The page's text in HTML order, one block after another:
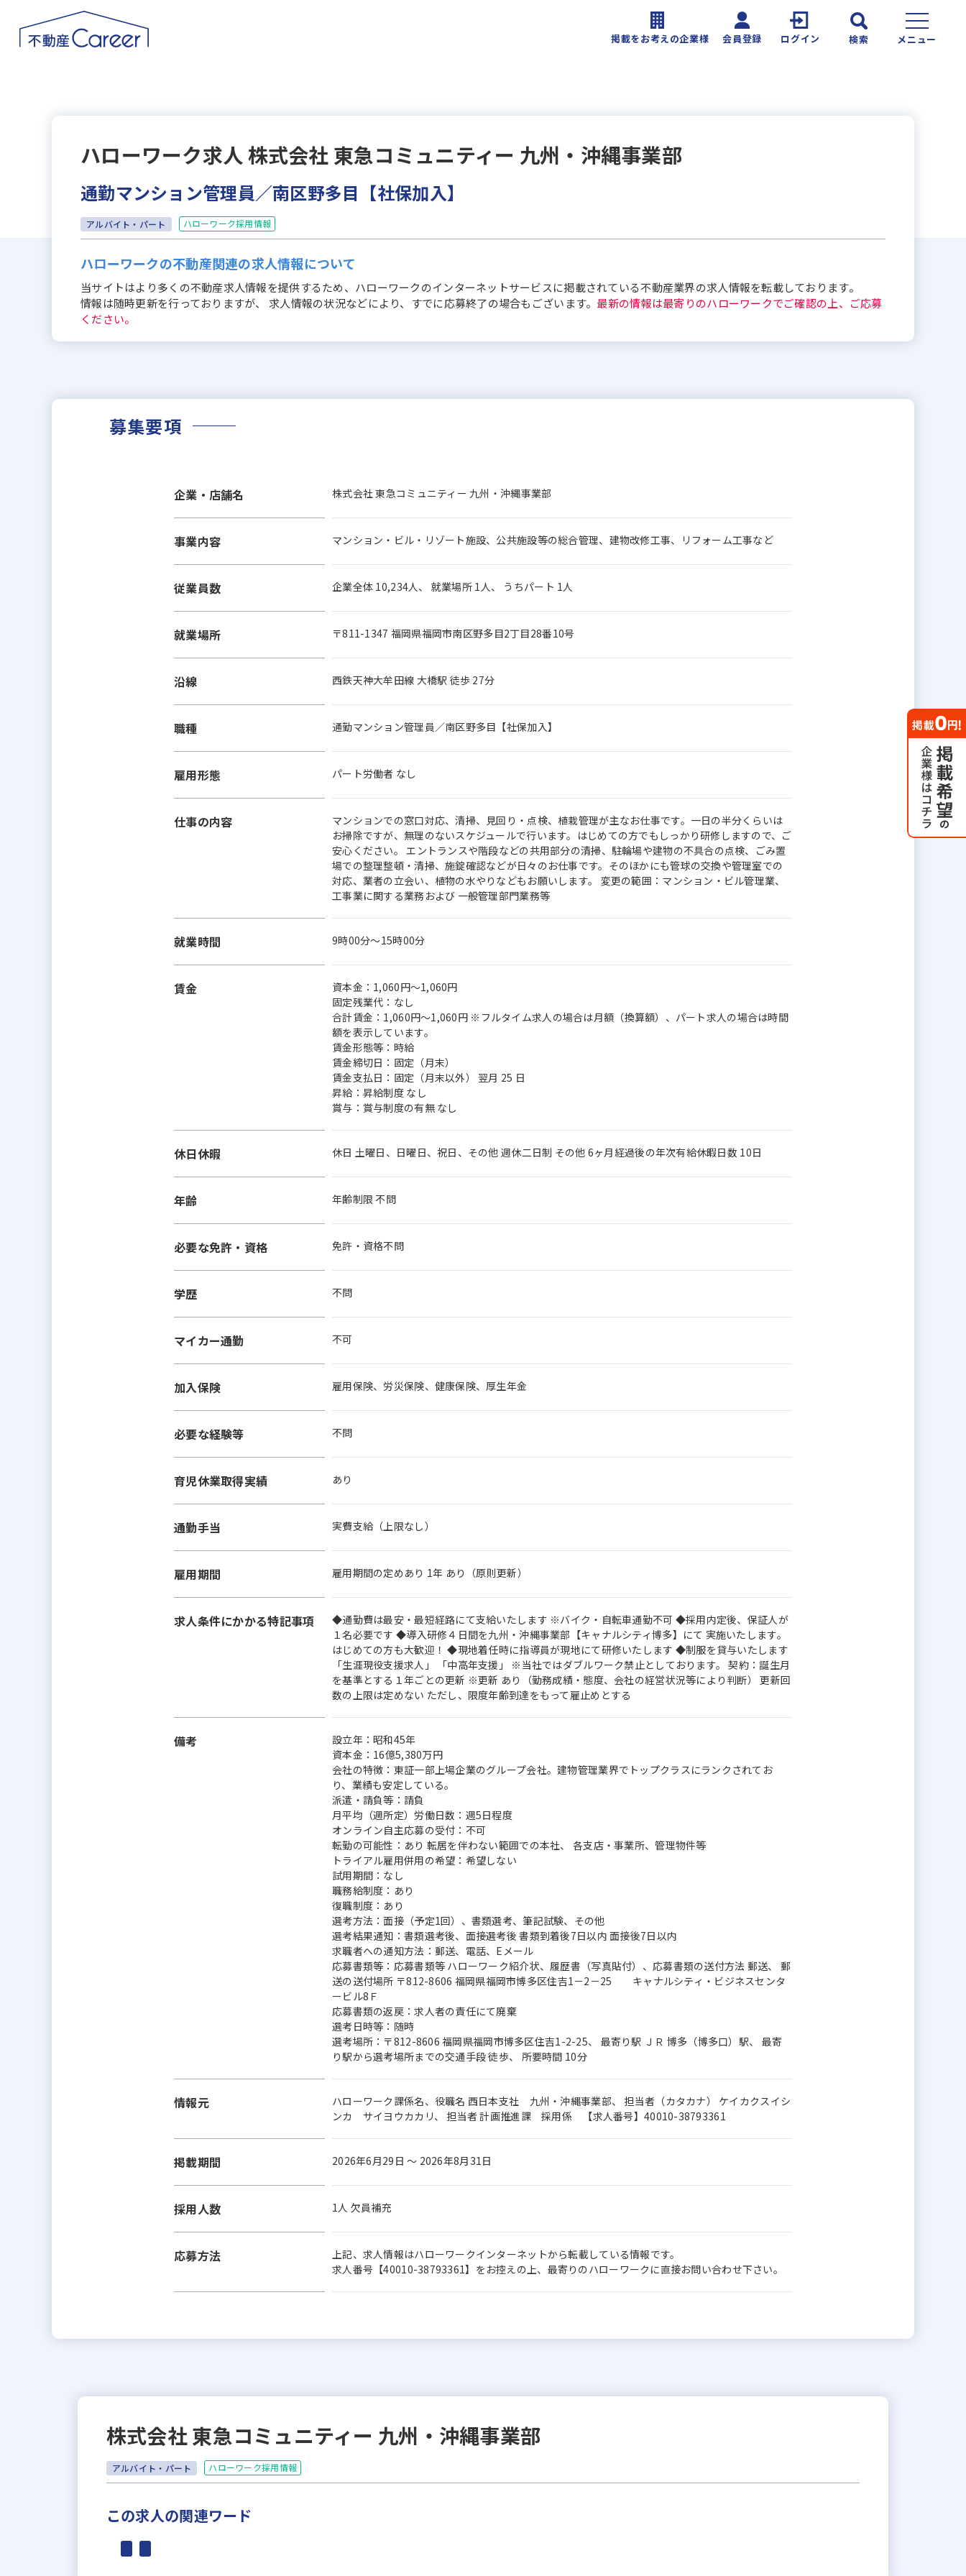
掲載をお考えの企業様 会員登録 ログイン 検索 メニュー
ハローワーク求人株式会社 東急コミュニティー 九州・沖縄事業部
通勤マンション管理員／南区野多目【社保加入】
アルバイト・パート ハローワーク採用情報
ハローワークの不動産関連の求人情報について
当サイトはより多くの不動産求人情報を提供するため、ハローワークのインターネットサービスに掲載されている不動産業界の求人情報を転載しております。
情報は随時更新を行っておりますが、 求人情報の状況などにより、すでに応募終了の場合もございます。 最新の情報は最寄りのハローワークでご確認の上、ご応募
ください。
募集要項
企業・店舗名 株式会社 東急コミュニティー 九州・沖縄事業部
事業内容 マンション・ビル・リゾート施設、公共施設等の総合管理、建物改修工事、リフォーム工事など
従業員数 企業全体 10,234人、 就業場所 1人、 うちパート 1人
就業場所 〒811-1347 福岡県福岡市南区野多目2丁目28番10号
沿線 西鉄天神大牟田線 大橋駅 徒歩 27分
職種 通勤マンション管理員／南区野多目【社保加入】
雇用形態 パート労働者 なし
仕事の内容
マンションでの窓口対応、清掃、見回り・点検、植栽管理が主なお仕事です。一日の半分くらいは
お掃除ですが、無理のないスケジュールで行います。はじめての方でもしっかり研修しますので、ご
安心ください。 エントランスや階段などの共用部分の清掃、駐輪場や建物の不具合の点検、ごみ置
場での整理整頓・清掃、施錠確認などが日々のお仕事です。そのほかにも管球の交換や管理室での
対応、業者の立会い、植物の水やりなどもお願いします。 変更の範囲：マンション・ビル管理業、
工事業に関する業務および 一般管理部門業務等
就業時間 9時00分〜15時00分
賃金
資本金：1,060円〜1,060円
固定残業代：なし
合計賃金：1,060円～1,060円 ※フルタイム求人の場合は月額（換算額）、パート求人の場合は時間
額を表示しています。
賃金形態等：時給
賃金締切日：固定（月末）
賃金支払日：固定（月末以外） 翌月 25 日
昇給：昇給制度 なし
賞与：賞与制度の有無 なし
休日休暇 休日 土曜日、日曜日、祝日、その他 週休二日制 その他 6ヶ月経過後の年次有給休暇日数 10日
年齢 年齢制限 不問
必要な免許・資格 免許・資格不問
学歴 不問
マイカー通勤 不可
加入保険 雇用保険、労災保険、健康保険、厚生年金
必要な経験等 不問
育児休業取得実績 あり
通勤手当 実費支給（上限なし）
雇用期間 雇用期間の定めあり 1年 あり（原則更新）
求人条件にかかる特記事項
◆通勤費は最安・最短経路にて支給いたします ※バイク・自転車通勤不可 ◆採用内定後、保証人が
１名必要です ◆導入研修４日間を九州・沖縄事業部【キャナルシティ博多】にて 実施いたします。
はじめての方も大歓迎！ ◆現地着任時に指導員が現地にて研修いたします ◆制服を貸与いたします
「生涯現役支援求人」 「中高年支援」 ※当社ではダブルワーク禁止としております。 契約：誕生月
を基準とする１年ごとの更新 ※更新 あり（勤務成績・態度、会社の経営状況等により判断） 更新回
数の上限は定めない ただし、限度年齢到達をもって雇止めとする
備考
設立年：昭和45年
資本金：16億5,380万円
会社の特徴：東証一部上場企業のグループ会社。建物管理業界でトップクラスにランクされてお
り、業績も安定している。
派遣・請負等：請負
月平均（週所定）労働日数：週5日程度
オンライン自主応募の受付：不可
転勤の可能性：あり 転居を伴わない範囲での本社、 各支店・事業所、管理物件等
トライアル雇用併用の希望：希望しない
試用期間：なし
職務給制度：あり
復職制度：あり
選考方法：面接（予定1回）、書類選考、筆記試験、その他
選考結果通知：書類選考後、面接選考後 書類到着後7日以内 面接後7日以内
求職者への通知方法：郵送、電話、Eメール
応募書類等：応募書類等 ハローワーク紹介状、履歴書（写真貼付）、応募書類の送付方法 郵送、 郵
送の送付場所 〒812-8606 福岡県福岡市博多区住吉1－2－25 キャナルシティ・ビジネスセンタ
ービル8Ｆ
応募書類の返戻：求人者の責任にて廃棄
選考日時等：随時
選考場所：〒812-8606 福岡県福岡市博多区住吉1-2-25、 最寄り駅 ＪＲ 博多（博多口）駅、 最寄
り駅から選考場所までの交通手段 徒歩、 所要時間 10分
情報元
ハローワーク課係名、役職名 西日本支社 九州・沖縄事業部、 担当者（カタカナ） ケイカクスイシ
ンカ サイヨウカカリ、 担当者 計画推進課 採用係 【求人番号】40010-38793361
掲載期間 2026年6月29日 〜 2026年8月31日
採用人数 1人 欠員補充
応募方法
上記、求人情報はハローワークインターネットから転載している情報です。
求人番号【40010-38793361】をお控えの上、最寄りのハローワークに直接お問い合わせ下さい。
株式会社 東急コミュニティー 九州・沖縄事業部
アルバイト・パート ハローワーク採用情報
この求人の関連ワード